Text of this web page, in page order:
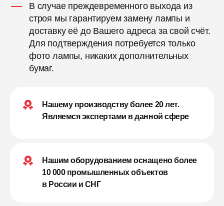
В случае преждевременного выхода из
строя мы гарантируем замену лампы и
доставку её до Вашего адреса за свой счёт.
Для подтверждения потребуется только
фото лампы, никаких дополнительных
бумаг.
Нашему производству более 20 лет.
Являемся экспертами в данной сфере
Нашим оборудованием оснащено более
10 000 промышленных объектов
в России и СНГ